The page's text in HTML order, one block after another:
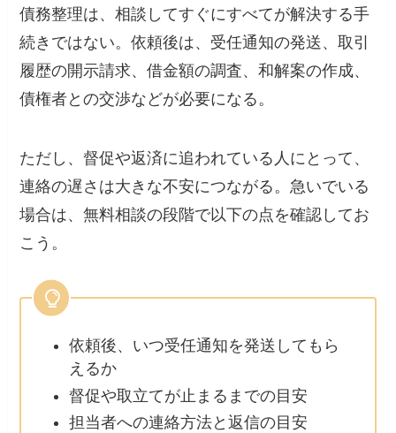
債務整理は、相談してすぐにすべてが解決する手
続きではない。依頼後は、受任通知の発送、取引
履歴の開示請求、借金額の調査、和解案の作成、
債権者との交渉などが必要になる。
ただし、督促や返済に追われている人にとって、
連絡の遅さは大きな不安につながる。急いでいる
場合は、無料相談の段階で以下の点を確認してお
こう。
依頼後、いつ受任通知を発送してもら
えるか
督促や取立てが止まるまでの目安
担当者への連絡方法と返信の目安